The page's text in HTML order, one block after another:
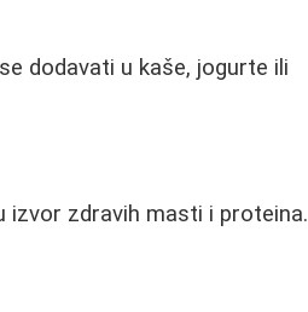
dodavati u kaše, jogurte ili
izvor zdravih masti i proteina.